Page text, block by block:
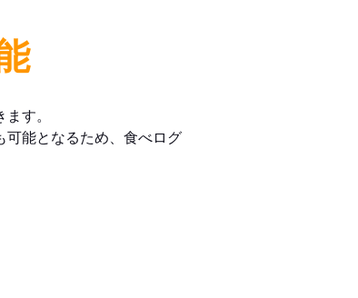
す。
能となるため、食べログ